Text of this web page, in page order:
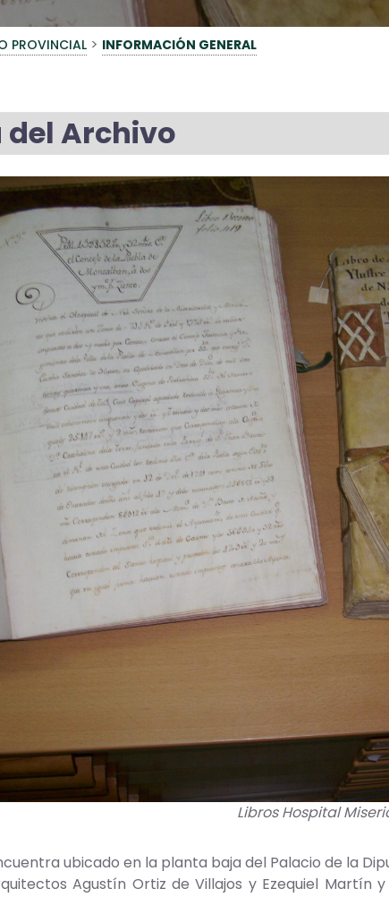
PROVINCIAL > INFORMACIÓN GENERAL
del Archivo
Libros Hospital
ubicado en la planta baja del Palacio de la
Agustín Ortiz de Villajos y Ezequiel